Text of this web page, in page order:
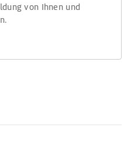
von Ihnen und